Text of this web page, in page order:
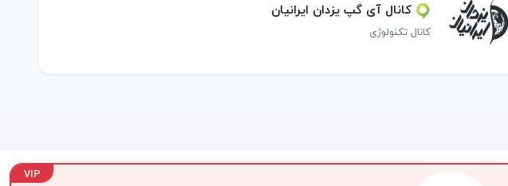
کانال آی گپ یزدان ایرانیان
کانال تکنولوژی
VIP